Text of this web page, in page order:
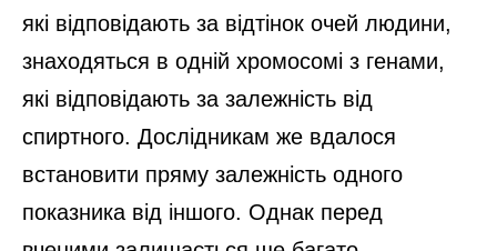
які відповідають за відтінок очей людини,
знаходяться в одній хромосомі з генами,
які відповідають за залежність від
спиртного. Дослідникам же вдалося
встановити пряму залежність одного
показника від іншого. Однак перед